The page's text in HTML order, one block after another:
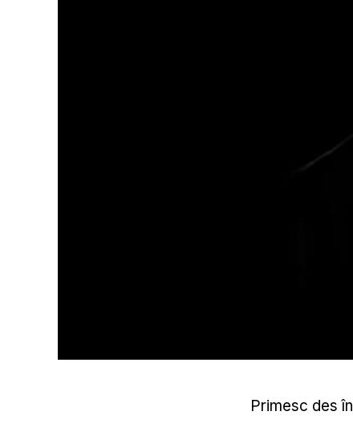
Primesc des